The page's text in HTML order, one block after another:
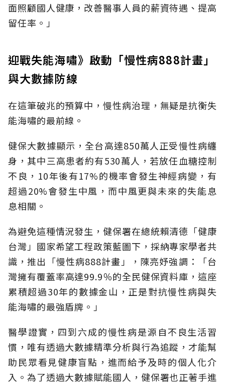
面照顧國人健康，改善醫事人員的薪資待遇、提高
留任率。」
迎戰失能海嘯》啟動「慢性病888計畫」
與大數據防線
在這筆破兆的預算中，慢性病治理，無疑是抗衡失
能海嘯的最前線。
健保大數據顯示，全台高達850萬人正受慢性病纏
身，其中三高患者約有530萬人，若放任血糖控制
不良，10年後有17%的機率會發生神經病變，有
超過20%會發生中風，而中風更與未來的失能息
息相關。
為避免這種情況發生，健保署在總統賴清德「健康
台灣」國家希望工程政策藍圖下，採納專家學者共
識，推出「慢性病888計畫」，陳亮妤強調：「台
灣擁有覆蓋率高達99.9％的全民健保資料庫，這座
累積超過30年的數據金山，正是對抗慢性病與失
能海嘯的最強盾牌。」
醫學證實，四到六成的慢性病是源自不良生活習
慣，唯有透過大數據精準分析與行為追蹤，才能幫
助民眾看見健康盲點，進而給予及時的個人化介
入。為了透過大數據賦能國人，健保署也正著手進